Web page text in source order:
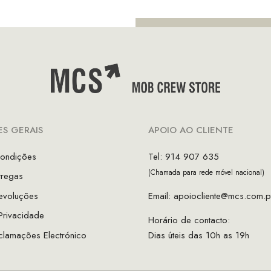
GERAIS
Electrónico
APOIO AO CLIENTE
Tel: 914 907 635
(Chamada para rede móvel nacional)
Email:
Horário de contacto:
Dias úteis das 10h as 19h